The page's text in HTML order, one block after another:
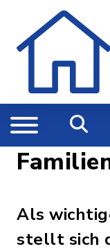
Als
stellt sich